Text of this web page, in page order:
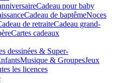
Cadeau pour baby
Cadeau de baptêmeNoces
de retraiteCadeau grand-
Cartes cadeaux
dessinées & Super-
Musique & GroupesJeux
les licences